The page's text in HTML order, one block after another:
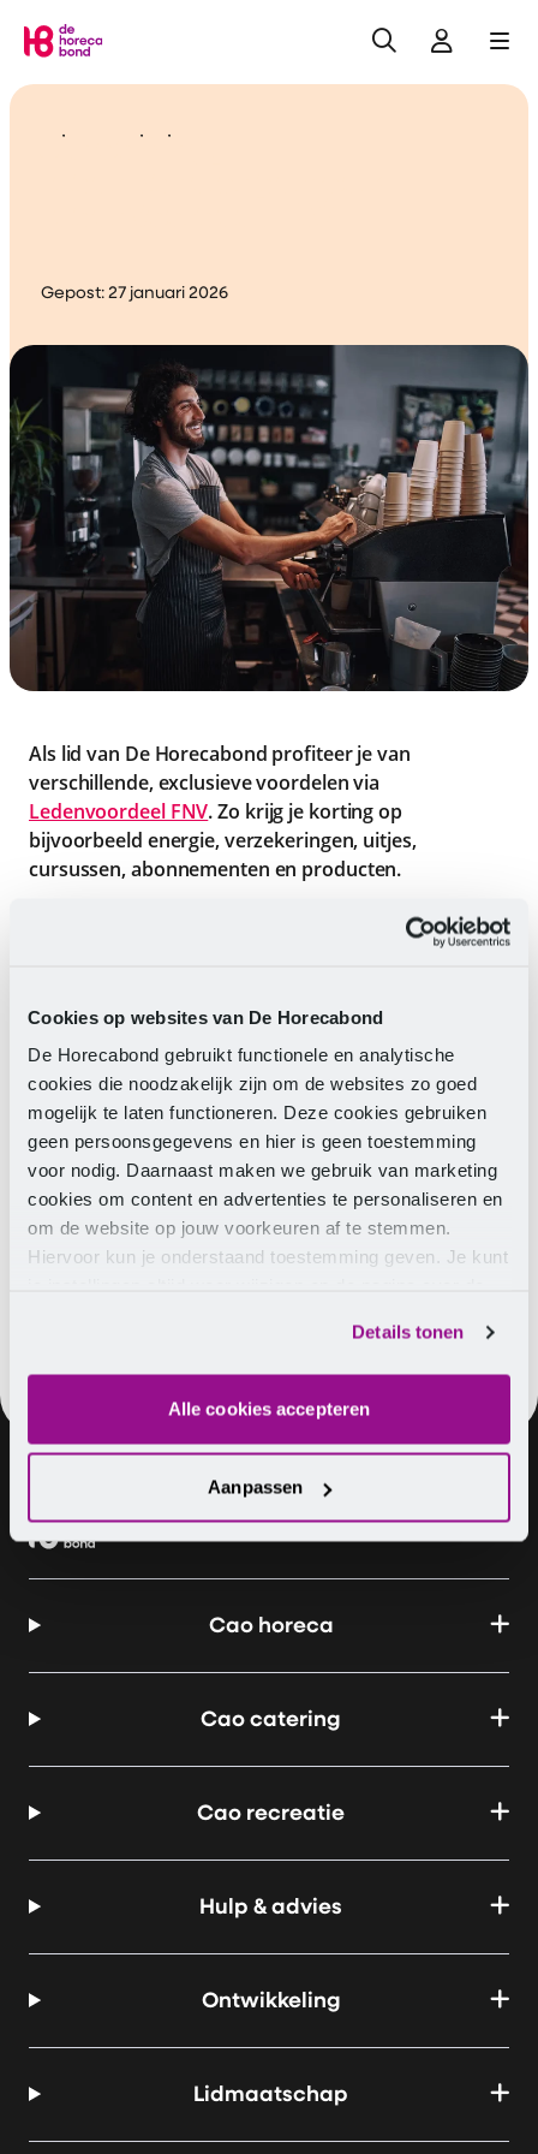
Cookies op websites van De Horecabond
De Horecabond gebruikt functionele en analytische
cookies die noodzakelijk zijn om de websites zo goed
mogelijk te laten functioneren. Deze cookies gebruiken
geen persoonsgegevens en hier is geen toestemming
voor nodig. Daarnaast maken we gebruik van marketing
cookies om content en advertenties te personaliseren en
om de website op jouw voorkeuren af te stemmen.
Hiervoor kun je onderstaand toestemming geven. Je kunt
Details tonen
Alle cookies accepteren
Aanpassen
Zoeken
Gepost: 27 januari 2026
Als lid van De Horecabond profiteer je van
verschillende, exclusieve voordelen via
Ledenvoordeel FNV. Zo krijg je korting op
bijvoorbeeld energie, verzekeringen, uitjes,
cursussen, abonnementen en producten.
Graag willen we jou een aantal vragen stellen
hierover. Zo zijn we onder andere benieuwd of je het
ons om het programma verder te verbeteren.
We zouden er zeer mee geholpen zijn als je deze
vragenlijst in wil vullen. Het invullen van de vragenlijst
zal ongeveer 10 tot 15 minuten duren.
TIP Ga direct naar devragenlijst
Cao horeca
Cao catering
Cao recreatie
Hulp & advies
Ontwikkeling
Lidmaatschap